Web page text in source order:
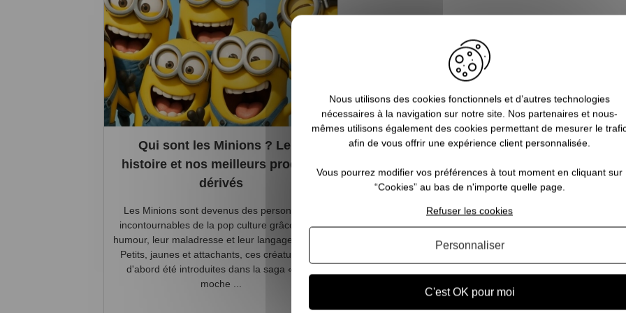
Qui sont les Minions ? Leur
histoire et nos meilleurs produits
dérivés
Les Minions sont devenus des personnages
incontournables de la pop culture grâce à leur
humour, leur maladresse et leur langage unique.
Petits, jaunes et attachants, ces créatures ont
d'abord été introduites dans la saga « Moi,
moche ...
Nous utilisons des cookies fonctionnels et d’autres technologies
nécessaires à la navigation sur notre site. Nos partenaires et nous-
mêmes utilisons également des cookies permettant de mesurer le
afin de vous offrir une expérience client personnalisée.
Vous pourrez modifier vos préférences à tout moment en cliquant sur
“Cookies” au bas de n'importe quelle page.
C'est OK pour moi
Refuser les cookies
Personnaliser